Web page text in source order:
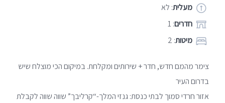
מעלית: לא
חדרים: 1
מיטות: 2
צימר מהמם חדש, חדר + שירותים ומקלחת. במיקום הכי מוצלח שיש
בדרום העיר
אזור חרדי סמוך לבתי כנסת: גנזי המלך-“קרליבך” שווה שווה לקבלת